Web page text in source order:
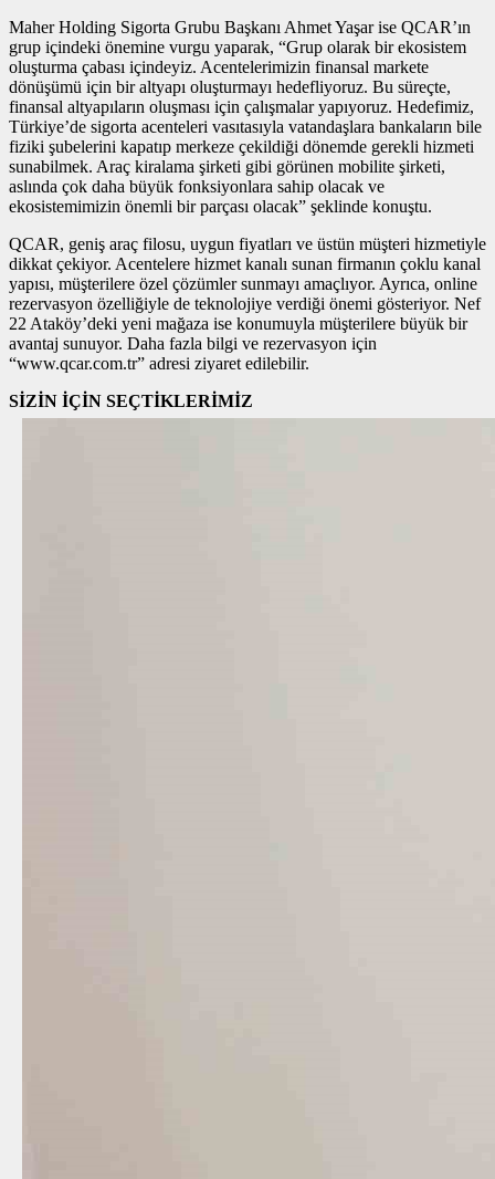
Maher Holding Sigorta Grubu Başkanı Ahmet Yaşar ise QCAR’ın
grup içindeki önemine vurgu yaparak, “Grup olarak bir ekosistem
oluşturma çabası içindeyiz. Acentelerimizin finansal markete
dönüşümü için bir altyapı oluşturmayı hedefliyoruz. Bu süreçte,
finansal altyapıların oluşması için çalışmalar yapıyoruz. Hedefimiz,
Türkiye’de sigorta acenteleri vasıtasıyla vatandaşlara bankaların bile
fiziki şubelerini kapatıp merkeze çekildiği dönemde gerekli hizmeti
sunabilmek. Araç kiralama şirketi gibi görünen mobilite şirketi,
aslında çok daha büyük fonksiyonlara sahip olacak ve
ekosistemimizin önemli bir parçası olacak” şeklinde konuştu.
QCAR, geniş araç filosu, uygun fiyatları ve üstün müşteri hizmetiyle
dikkat çekiyor. Acentelere hizmet kanalı sunan firmanın çoklu kanal
yapısı, müşterilere özel çözümler sunmayı amaçlıyor. Ayrıca, online
rezervasyon özelliğiyle de teknolojiye verdiği önemi gösteriyor. Nef
22 Ataköy’deki yeni mağaza ise konumuyla müşterilere büyük bir
avantaj sunuyor. Daha fazla bilgi ve rezervasyon için
“www.qcar.com.tr” adresi ziyaret edilebilir.
SİZİN İÇİN SEÇTİKLERİMİZ